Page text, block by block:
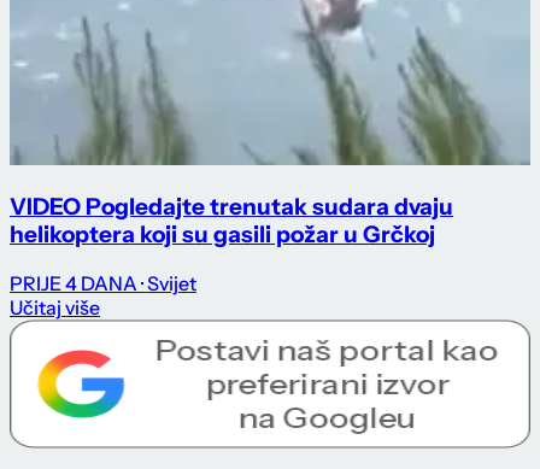
VIDEO Pogledajte trenutak sudara dvaju
helikoptera koji su gasili požar u Grčkoj
PRIJE 4 DANA · Svijet
Učitaj više